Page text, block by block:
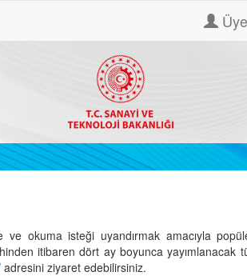
okuma isteği uyandırmak amacıyla
itibaren dört ay boyunca yayımlanacak
adresini ziyaret edebilirsiniz.